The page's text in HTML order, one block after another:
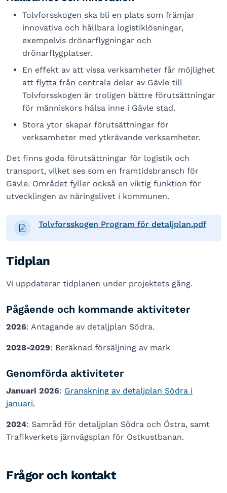
Tolvforsskogen ska bli en plats som främjar
innovativa och hållbara logistiklösningar,
exempelvis drönarflygningar och
drönarflygplatser.
En effekt av att vissa verksamheter får möjlighet
att flytta från centrala delar av Gävle till
Tolvforsskogen är troligen bättre förutsättningar
för människors hälsa inne i Gävle stad.
Stora ytor skapar förutsättningar för
verksamheter med ytkrävande verksamheter.
Det finns goda förutsättningar för logistik och
transport, vilket ses som en framtidsbransch för
Gävle. Området fyller också en viktig funktion för
utvecklingen av näringslivet i kommunen.
Tolvforsskogen Program för detaljplan.pdf
Tidplan
Vi uppdaterar tidplanen under projektets gång.
Pågående och kommande aktiviteter
2026: Antagande av detaljplan Södra.
2028-2029: Beräknad försäljning av mark
Genomförda aktiviteter
Januari 2026: Granskning av detaljplan Södra i
januari.
2024: Samråd för detaljplan Södra och Östra, samt
Trafikverkets järnvägsplan för Ostkustbanan.
Frågor och kontakt